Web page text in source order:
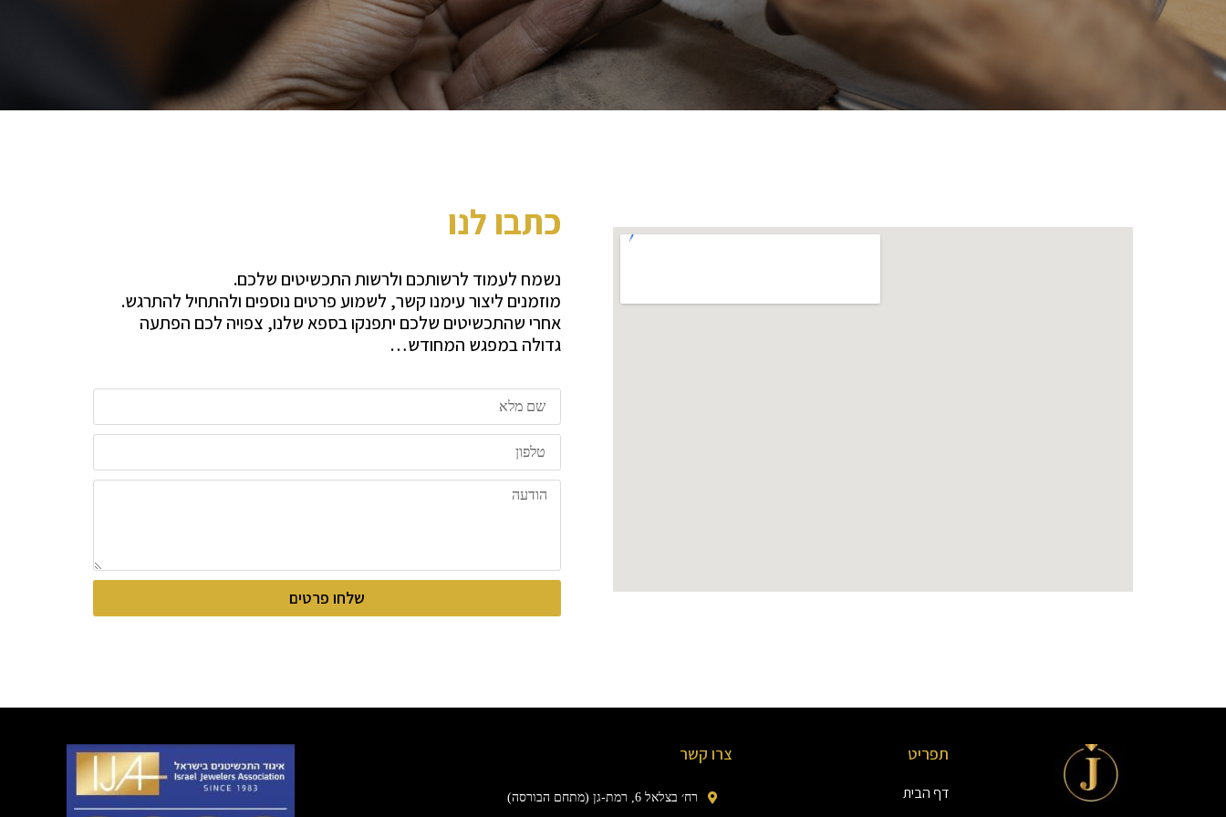
כתבו לנו
נשמח לעמוד לרשותכם ולרשות התכשיטים שלכם.
מוזמנים ליצור עימנו קשר, לשמוע פרטים נוספים ולהתחיל להתרגש.
אחרי שהתכשיטים שלכם יתפנקו בספא שלנו, צפויה לכם הפתעה
גדולה במפגש המחודש…
שלחו פרטים
תפריט
דף הבית
צרו קשר
רח׳ בצלאל 6, רמת-גן (מתחם הבורסה)